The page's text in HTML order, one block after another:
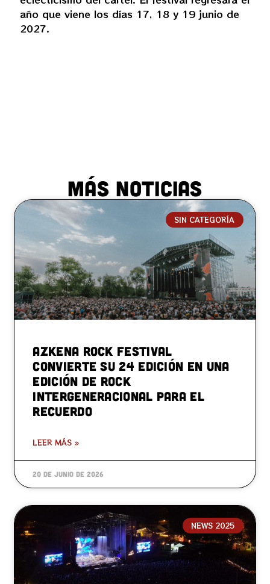
año que viene los días 17, 18 y 19 junio de
2027.
MÁS NOTICIAS
SIN CATEGORÍA
Azkena Rock Festival
convierte su 24 edición en una
edición de rock
intergeneracional para el
recuerdo
LEER MÁS »
20 de junio de 2026
NEWS 2025